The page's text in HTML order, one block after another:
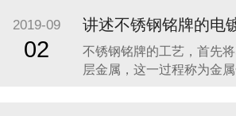
观、线条清晰、深度合适、
满、拉丝均匀、表面色泽
2019-09
02
讲述不锈钢铭牌的电
不锈钢铭牌的工艺，首先
层金属，这一过程称为金